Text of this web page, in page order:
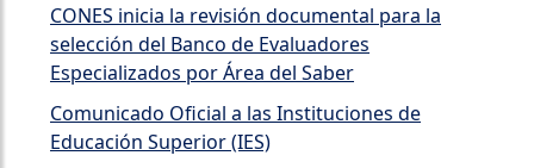
CONES inicia la revisión documental para la
selección del Banco de Evaluadores
Especializados por Área del Saber
Comunicado Oficial a las Instituciones de
Educación Superior (IES)